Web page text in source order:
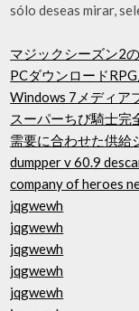
sólo deseas mirar,
マジックシーズン2
PCダウンロード
Windows 7メディア
スーパーちび騎士完
需要に合わせた供給
dumpper v 60.9
company of heroes
jqgwewh
jqgwewh
jqgwewh
jqgwewh
jqgwewh